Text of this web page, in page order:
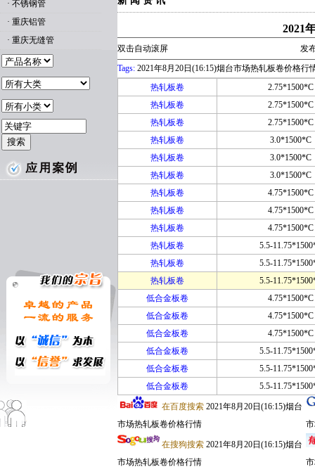
· 不锈钢管
· 重庆铝管
· 重庆无缝管
2021
双击自动滚屏
发
Tags: 2021年8月20日(16:15)烟台市场热轧板卷价格行
热轧板卷
2.75*1500*C
热轧板卷
2.75*1500*C
热轧板卷
2.75*1500*C
热轧板卷
3.0*1500*C
热轧板卷
3.0*1500*C
热轧板卷
3.0*1500*C
热轧板卷
4.75*1500*C
热轧板卷
4.75*1500*C
热轧板卷
4.75*1500*C
热轧板卷
5.5-
热轧板卷
5.5-
热轧板卷
5.5-
低合金板卷
4.75*1500*C
低合金板卷
4.75*1500*C
低合金板卷
4.75*1500*C
低合金板卷
5.5-
低合金板卷
5.5-
低合金板卷
5.5-
在百度搜索 2021年8月20日(16:15)烟台
市场热轧板卷价格行情
在搜狗搜索 2021年8月20日(16:15)烟台
市场热轧板卷价格行情